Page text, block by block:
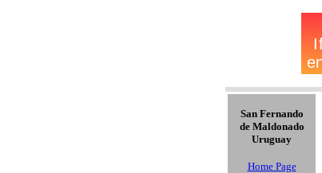
San Fernando
de Maldonado
Uruguay
Home Page